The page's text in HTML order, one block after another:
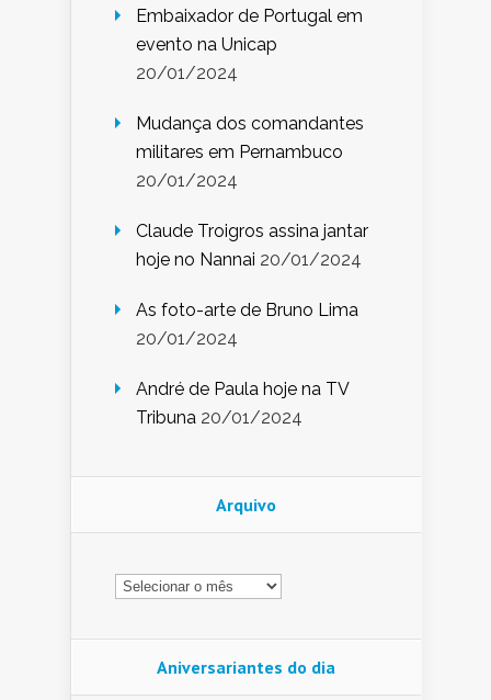
Embaixador de Portugal em
evento na Unicap
20/01/2024
Mudança dos comandantes
militares em Pernambuco
20/01/2024
Claude Troigros assina jantar
hoje no Nannai 20/01/2024
As foto-arte de Bruno Lima
20/01/2024
André de Paula hoje na TV
Tribuna 20/01/2024
Arquivo
Arquivo
Aniversariantes do dia